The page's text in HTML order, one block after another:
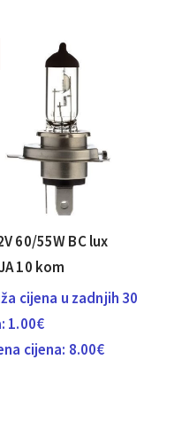
60/55W BC lux
10 kom
cijena u zadnjih 30
1.00€
cijena: 8.00€